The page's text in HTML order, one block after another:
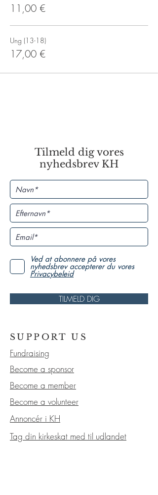
11,00 €
Ung (13-18)
17,00 €
Tilmeld dig vores
nyhedsbrev KH
Ved at abonnere på vores
nyhedsbrev accepterer du vores
Privacybeleid
TILMELD DIG
SUPPORT US
Fundraising
Become a sponsor
Become a member
Become a volunteer
Annoncér i KH
Tag din kirkeskat med til udlandet